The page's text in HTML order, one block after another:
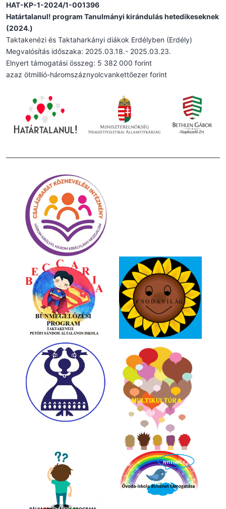
HAT-KP-1-2024/1-001396
Határtalanul! program Tanulmányi kirándulás hetedikeseknek
(2024.)
Taktakenézi és Taktaharkányi diákok Erdélyben (Erdély)
Megvalósítás időszaka: 2025.03.18.- 2025.03.23.
Elnyert támogatási összeg: 5 382 000 forint
azaz ötmillió-háromszáznyolcvankettőezer forint